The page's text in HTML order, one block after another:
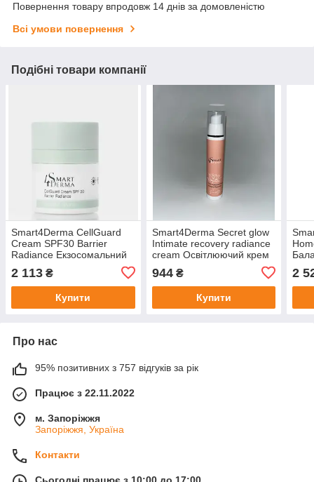
Повернення товару впродовж 14 днів за домовленістю
Всі умови повернення
Подібні товари компанії
Smart4Derma CellGuard
Cream SPF30 Barrier
Radiance Екзосомальний
NAD, 50 мл
2 113 ₴
Купити
Smart4Derma Secret glow
Intimate recovery radiance
cream Освітлюючий крем
для інтимних зон, 50 мл
944₴
Купити
2
Про нас
95% позитивних з 757 відгуків за рік
Працює з 22.11.2022
м. Запоріжжя
Запоріжжя, Україна
Контакти